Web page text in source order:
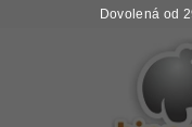
Dovolená od